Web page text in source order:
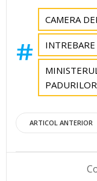
CAMERA
INTREBARE
PADURILOR
Post
ARTICOL ANTERIOR